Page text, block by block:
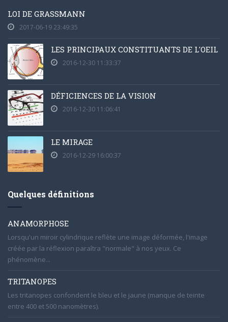
LOI DE GRASSMANN
2017-06-19 23:49:35
LES PRINCIPAUX CONSTITUANTS DE L'OEIL
2016-12-30 11:33:37
DÉFICIENCES DE LA VISION
2016-12-30 11:06:41
LE MIRAGE
2016-12-29 16:00:37
Quelques définitions
ANAMORPHOSE
Lorsqu'un miroir cylindrique reflète une image déformée, l'image
créée par la réflexion paraîtra "normale" à nos yeux. Ce
phénomène...
TRITANOPES
Les tritanopes confondent le bleu et le jaune (manque de teinte
entre 400 et 500 nanomètres).